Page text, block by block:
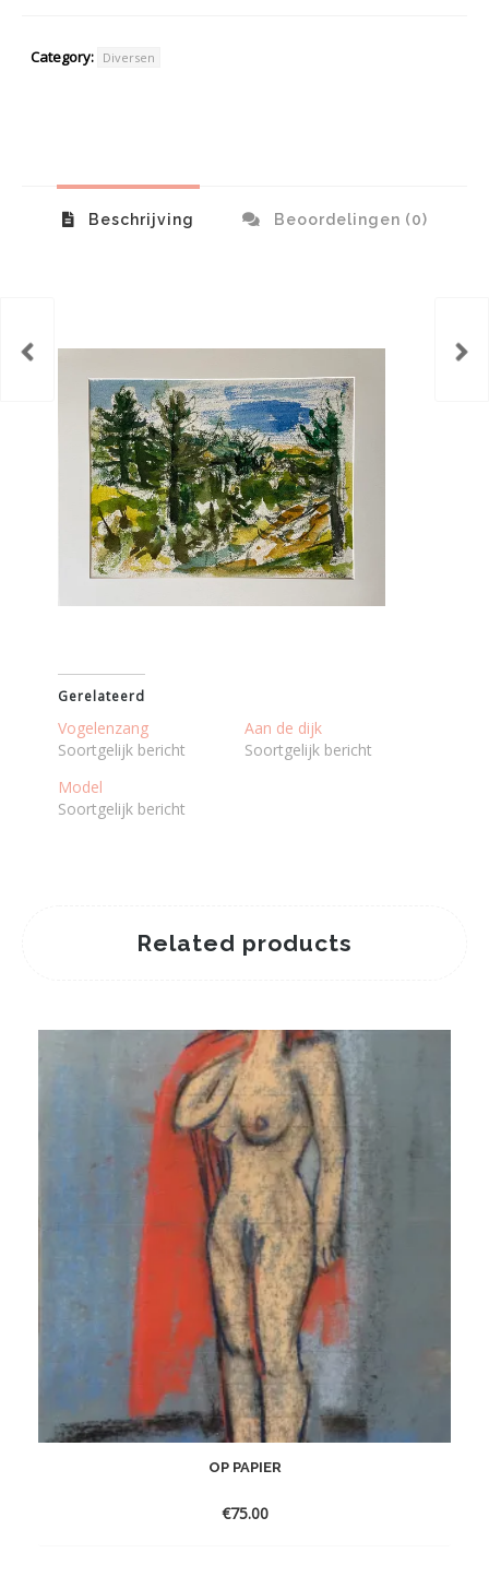
Category: Diversen
Beschrijving Beoordelingen (0)
Gerelateerd
Vogelenzang
Soortgelijk bericht
Aan de dijk
Soortgelijk bericht
Model
Soortgelijk bericht
Related products
OP PAPIER
€75.00